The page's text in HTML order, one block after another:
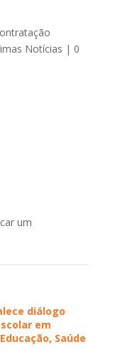
Notícias | 0
um
diálogo
em
Saúde